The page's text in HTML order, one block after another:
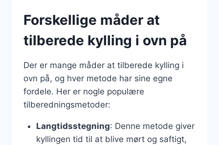
Forskellige måder at
tilberede kylling i ovn på
Der er mange måder at tilberede kylling i
ovn på, og hver metode har sine egne
fordele. Her er nogle populære
tilberedningsmetoder:
Langtidsstegning: Denne metode giver
kyllingen tid til at blive mørt og saftigt,